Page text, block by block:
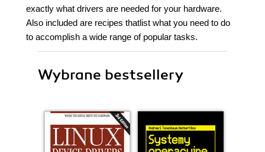
exactly what drivers are needed for your hardware.
Also included are recipes thatlist what you need to do
to accomplish a wide range of popular tasks.
Wybrane bestsellery